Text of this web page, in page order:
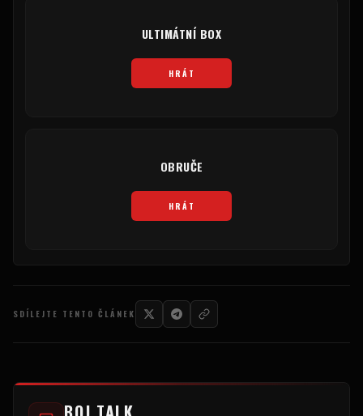
ULTIMÁTNÍ BOX
HRÁT
OBRUČE
HRÁT
SDÍLEJTE TENTO ČLÁNEK